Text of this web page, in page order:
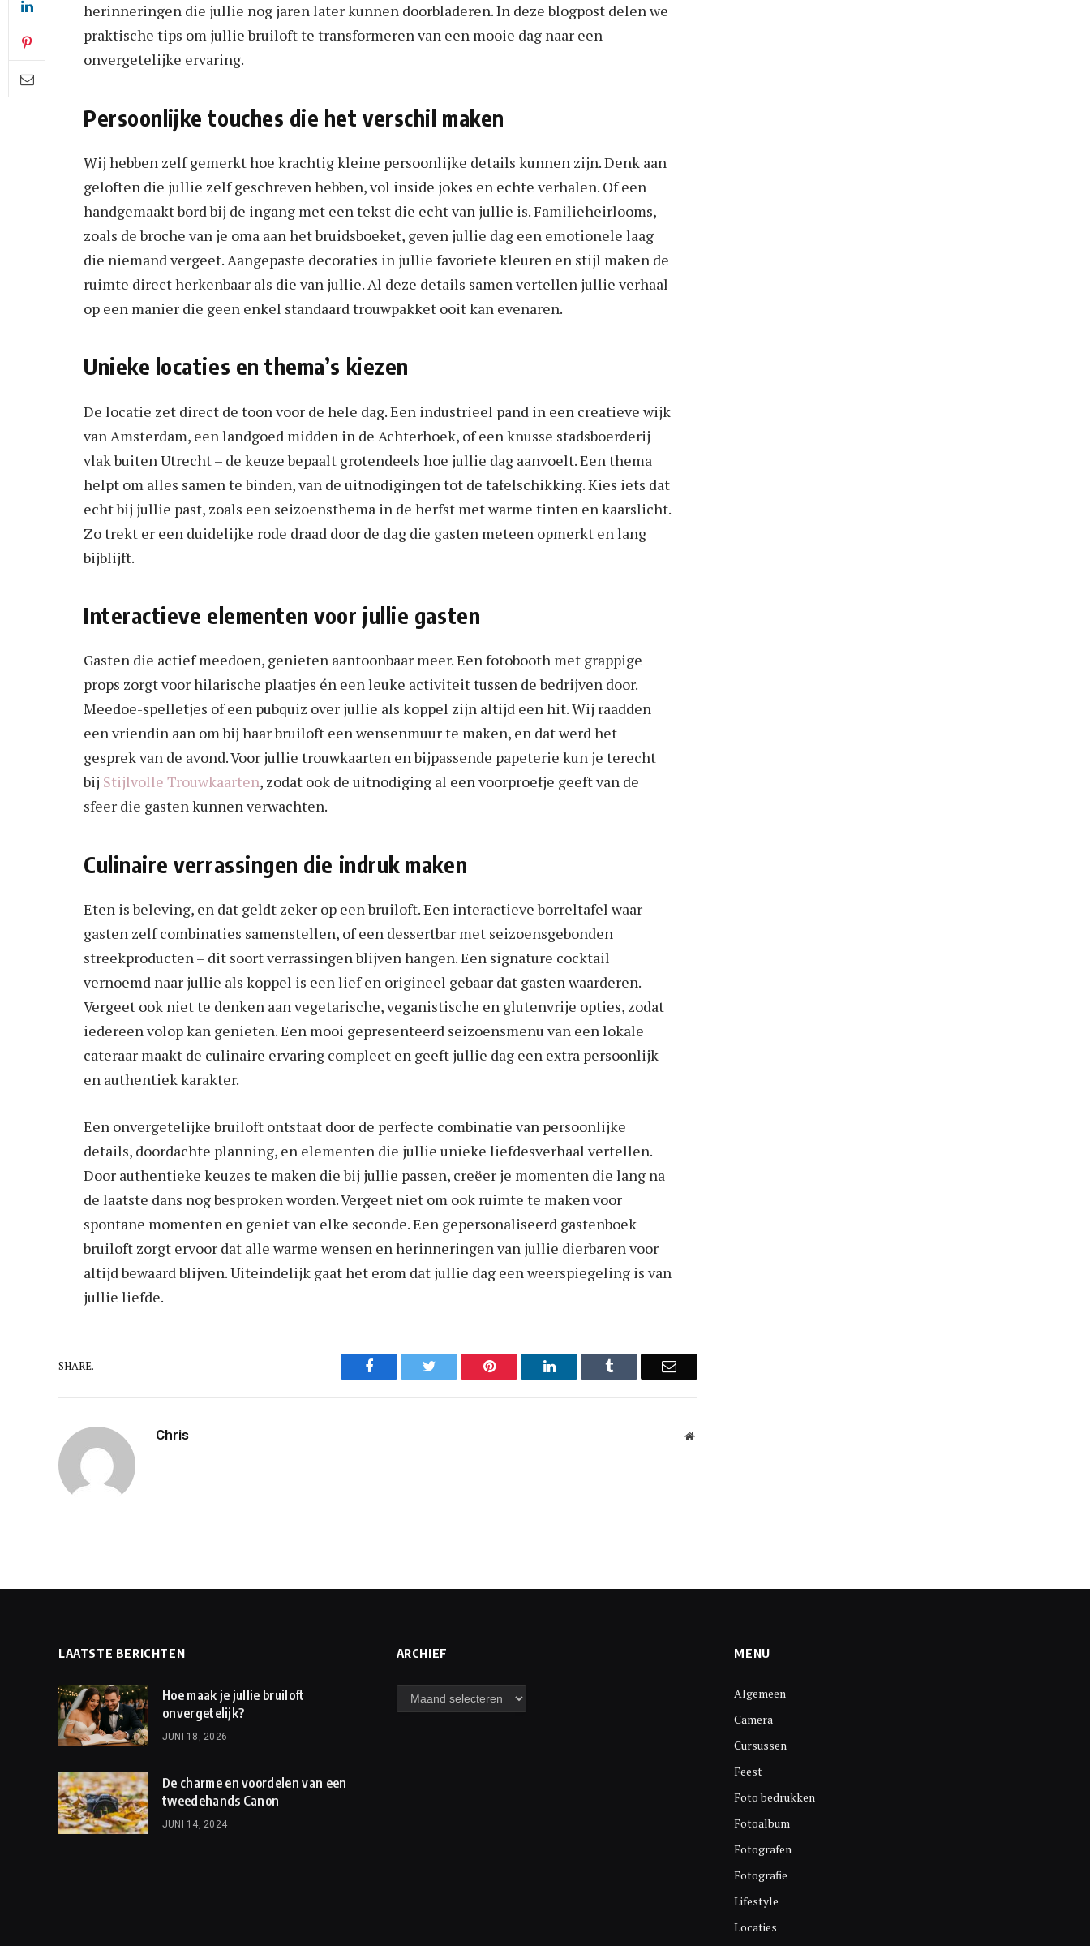
herinneringen die jullie nog jaren later kunnen doorbladeren. In deze blogpost delen we
praktische tips om jullie bruiloft te transformeren van een mooie dag naar een
onvergetelijke ervaring.
Persoonlijke touches die het verschil maken
Wij hebben zelf gemerkt hoe krachtig kleine persoonlijke details kunnen zijn. Denk aan
geloften die jullie zelf geschreven hebben, vol inside jokes en echte verhalen. Of een
handgemaakt bord bij de ingang met een tekst die echt van jullie is. Familieheirlooms,
zoals de broche van je oma aan het bruidsboeket, geven jullie dag een emotionele laag
die niemand vergeet. Aangepaste decoraties in jullie favoriete kleuren en stijl maken de
ruimte direct herkenbaar als die van jullie. Al deze details samen vertellen jullie verhaal
op een manier die geen enkel standaard trouwpakket ooit kan evenaren.
Unieke locaties en thema’s kiezen
De locatie zet direct de toon voor de hele dag. Een industrieel pand in een creatieve wijk
van Amsterdam, een landgoed midden in de Achterhoek, of een knusse stadsboerderij
vlak buiten Utrecht – de keuze bepaalt grotendeels hoe jullie dag aanvoelt. Een thema
helpt om alles samen te binden, van de uitnodigingen tot de tafelschikking. Kies iets dat
echt bij jullie past, zoals een seizoensthema in de herfst met warme tinten en kaarslicht.
Zo trekt er een duidelijke rode draad door de dag die gasten meteen opmerkt en lang
bijblijft.
Interactieve elementen voor jullie gasten
Gasten die actief meedoen, genieten aantoonbaar meer. Een fotobooth met grappige
props zorgt voor hilarische plaatjes én een leuke activiteit tussen de bedrijven door.
Meedoe-spelletjes of een pubquiz over jullie als koppel zijn altijd een hit. Wij raadden
een vriendin aan om bij haar bruiloft een wensenmuur te maken, en dat werd het
gesprek van de avond. Voor jullie trouwkaarten en bijpassende papeterie kun je terecht
bij Stijlvolle Trouwkaarten, zodat ook de uitnodiging al een voorproefje geeft van de
sfeer die gasten kunnen verwachten.
Culinaire verrassingen die indruk maken
Eten is beleving, en dat geldt zeker op een bruiloft. Een interactieve borreltafel waar
gasten zelf combinaties samenstellen, of een dessertbar met seizoensgebonden
streekproducten – dit soort verrassingen blijven hangen. Een signature cocktail
vernoemd naar jullie als koppel is een lief en origineel gebaar dat gasten waarderen.
Vergeet ook niet te denken aan vegetarische, veganistische en glutenvrije opties, zodat
iedereen volop kan genieten. Een mooi gepresenteerd seizoensmenu van een lokale
cateraar maakt de culinaire ervaring compleet en geeft jullie dag een extra persoonlijk
en authentiek karakter.
Een onvergetelijke bruiloft ontstaat door de perfecte combinatie van persoonlijke
details, doordachte planning, en elementen die jullie unieke liefdesverhaal vertellen.
Door authentieke keuzes te maken die bij jullie passen, creëer je momenten die lang na
de laatste dans nog besproken worden. Vergeet niet om ook ruimte te maken voor
spontane momenten en geniet van elke seconde. Een gepersonaliseerd gastenboek
bruiloft zorgt ervoor dat alle warme wensen en herinneringen van jullie dierbaren voor
altijd bewaard blijven. Uiteindelijk gaat het erom dat jullie dag een weerspiegeling is van
jullie liefde.
SHARE. Facebook Twitter Pinterest LinkedIn Tumblr Email
Chris Website
LAATSTE BERICHTEN
Hoe maak je jullie bruiloft
onvergetelijk?
JUNI 18, 2026
De charme en voordelen van een
tweedehands Canon
JUNI 14, 2024
ARCHIEF
Archief
MENU
Algemeen
Camera
Cursussen
Feest
Foto bedrukken
Fotoalbum
Fotografen
Fotografie
Lifestyle
Locaties